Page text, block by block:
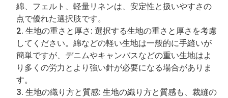
綿、フェルト、軽量リネンは、安定性と扱いやすさの
点で優れた選択肢です。
生地の重さと厚さ: 選択する生地の重さと厚さを考慮
してください。綿などの軽い生地は一般的に手縫いが
簡単ですが、デニムやキャンバスなどの重い生地はよ
り多くの労力とより強い針が必要になる場合がありま
す。
生地の織り方と質感: 生地の織り方と質感も、裁縫の